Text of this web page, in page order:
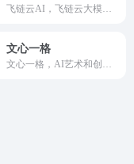
文心一格